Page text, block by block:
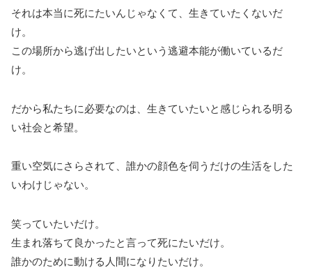
それは本当に死にたいんじゃなくて、生きていたくないだ
け。
この場所から逃げ出したいという逃避本能が働いているだ
け。
だから私たちに必要なのは、生きていたいと感じられる明る
い社会と希望。
重い空気にさらされて、誰かの顔色を伺うだけの生活をした
いわけじゃない。
笑っていたいだけ。
生まれ落ちて良かったと言って死にたいだけ。
誰かのために動ける人間になりたいだけ。